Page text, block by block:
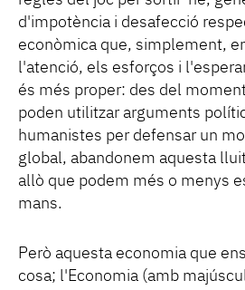
d'impotència i desafecció
econòmica que, simplement,
l'atenció, els esforços i
és més proper: des del
poden utilitzar arguments
humanistes per defensar un
global, abandonem aquesta
allò que podem més o menys
mans.
Però aquesta economia que
cosa; l'Economia (amb